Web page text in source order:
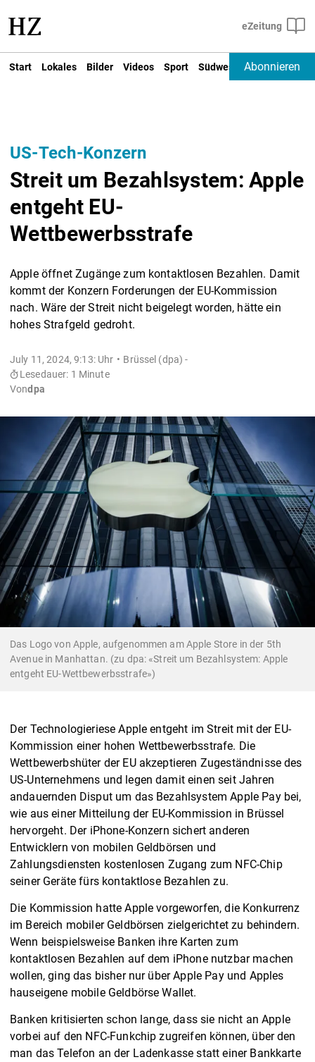
Start Lokales Bilder Videos Sport Südwest Deutschland
Abonnieren
US-Tech-Konzern
Streit um Bezahlsystem: Apple
entgeht EU-
Wettbewerbsstrafe
Apple öffnet Zugänge zum kontaktlosen Bezahlen. Damit
kommt der Konzern Forderungen der EU-Kommission
nach. Wäre der Streit nicht beigelegt worden, hätte ein
hohes Strafgeld gedroht.
July 11, 2024, 9:13: Uhr
Brüssel (dpa) -
Lesedauer: 1 Minute
Vondpa
Das Logo von Apple, aufgenommen am Apple Store in der 5th
Avenue in Manhattan. (zu dpa: «Streit um Bezahlsystem: Apple
entgeht EU-Wettbewerbsstrafe»)
Der Technologieriese Apple entgeht im Streit mit der EU-
Kommission einer hohen Wettbewerbsstrafe. Die
Wettbewerbshüter der EU akzeptieren Zugeständnisse des
US-Unternehmens und legen damit einen seit Jahren
andauernden Disput um das Bezahlsystem Apple Pay bei,
wie aus einer Mitteilung der EU-Kommission in Brüssel
hervorgeht. Der iPhone-Konzern sichert anderen
Entwicklern von mobilen Geldbörsen und
Zahlungsdiensten kostenlosen Zugang zum NFC-Chip
seiner Geräte fürs kontaktlose Bezahlen zu.
Die Kommission hatte Apple vorgeworfen, die Konkurrenz
im Bereich mobiler Geldbörsen zielgerichtet zu behindern.
Wenn beispielsweise Banken ihre Karten zum
kontaktlosen Bezahlen auf dem iPhone nutzbar machen
wollen, ging das bisher nur über Apple Pay und Apples
hauseigene mobile Geldbörse Wallet.
Banken kritisierten schon lange, dass sie nicht an Apple
vorbei auf den NFC-Funkchip zugreifen können, über den
man das Telefon an der Ladenkasse statt einer Bankkarte